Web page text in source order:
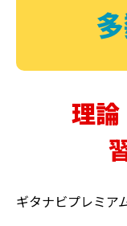
理論
ギタナビプレミア